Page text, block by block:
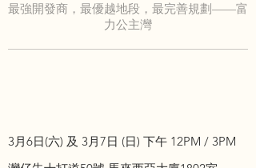
最強開發商，最優越地段，最完善規劃——富
力公主灣
3月6日(六) 及 3月7日 (日) 下午 12PM / 3PM